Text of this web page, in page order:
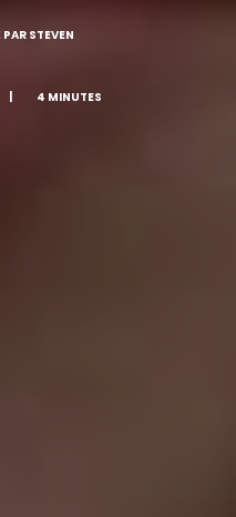
PAR STEVEN
| 4 MINUTES